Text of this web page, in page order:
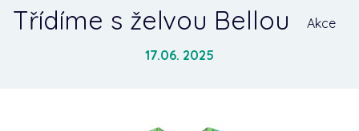
Třídíme s želvou Bellou
Akce
17.06. 2025